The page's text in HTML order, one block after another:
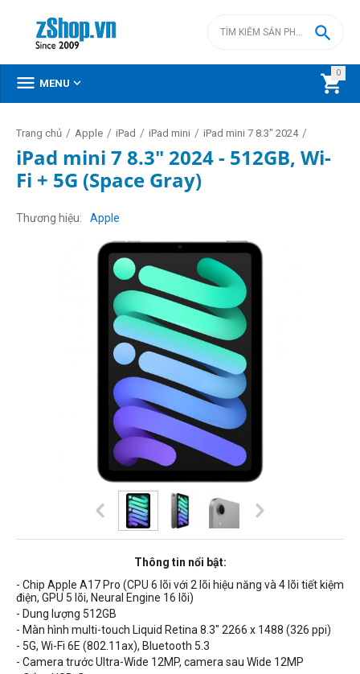
0


 MENU 
Trang chủ / Apple / iPad / iPad mini / iPad mini 7 8.3" 2024 /
iPad mini 7 8.3" 2024 - 512GB, Wi-
Fi + 5G (Space Gray)
Thương hiệu Apple
Thông tin nổi bật:
- Chip Apple A17 Pro (CPU 6 lõi với 2 lõi hiệu năng và 4 lõi tiết kiệm
điện, GPU 5 lõi, Neural Engine 16 lõi)
- Dung lượng 512GB
- Màn hình multi-touch Liquid Retina 8.3" 2266 x 1488 (326 ppi)
- 5G, Wi-Fi 6E (802.11ax), Bluetooth 5.3
- Camera trước Ultra-Wide 12MP, camera sau Wide 12MP